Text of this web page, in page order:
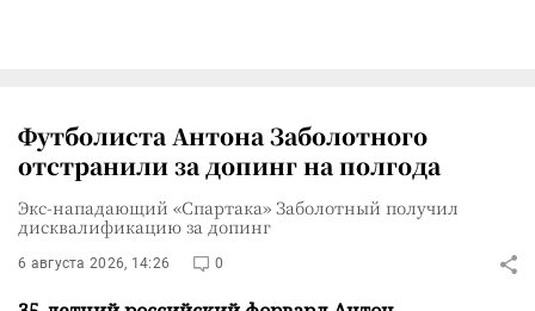
Футболиста Антона Заболотного
отстранили за допинг на полгода
Экс-нападающий «Спартака» Заболотный получил
дисквалификацию за допинг
6 августа 2026, 14:26 0